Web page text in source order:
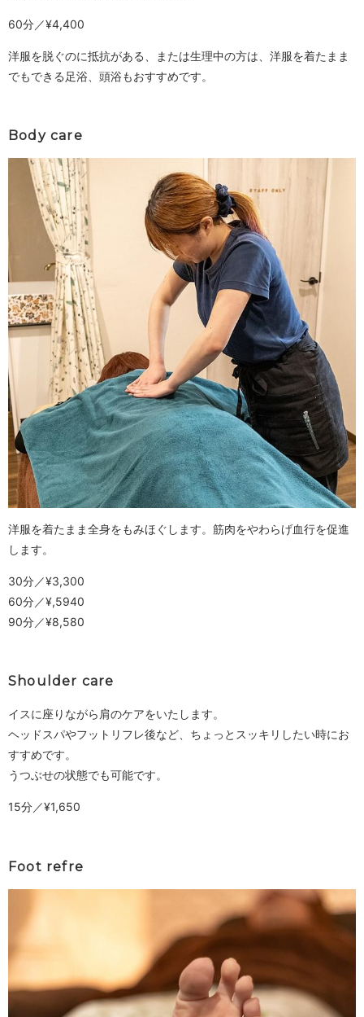
60分／¥4,400
洋服を脱ぐのに抵抗がある、または生理中の方は、洋服を着たまま
でもできる足浴、頭浴もおすすめです。
Body care
洋服を着たまま全身をもみほぐします。筋肉をやわらげ血行を促進
します。
30分／¥3,300
60分／¥,5940
90分／¥8,580
Shoulder care
イスに座りながら肩のケアをいたします。
ヘッドスパやフットリフレ後など、ちょっとスッキリしたい時にお
すすめです。
うつぶせの状態でも可能です。
15分／¥1,650
Foot refre